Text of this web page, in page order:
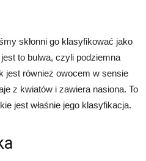
skłonni go klasyfikować jako
to bulwa, czyli podziemna
jest również owocem w sensie
z kwiatów i zawiera nasiona. To
jest właśnie jego klasyfikacja.